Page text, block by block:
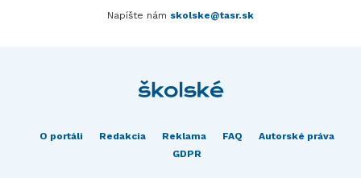
Napíšte nám skolske@tasr.sk
O portáli Redakcia Reklama FAQ
Autorské práva
GDPR